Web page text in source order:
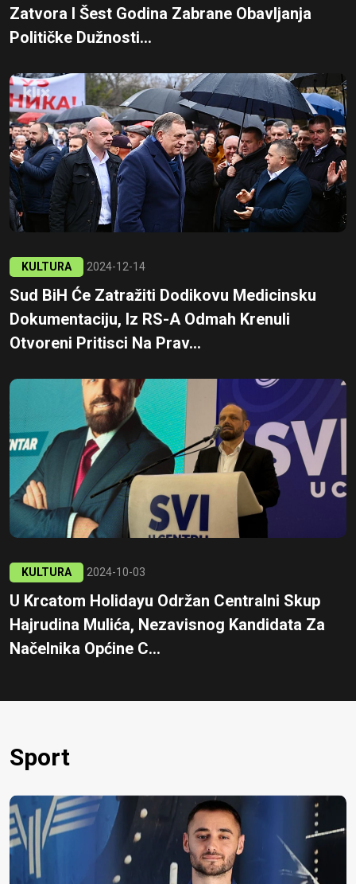
Zatvora I Šest Godina Zabrane Obavljanja
Političke Dužnosti...
KULTURA 2024-12-14
Sud BiH Će Zatražiti Dodikovu Medicinsku
Dokumentaciju, Iz RS-A Odmah Krenuli
Otvoreni Pritisci Na Prav...
KULTURA 2024-10-03
U Krcatom Holidayu Održan Centralni Skup
Hajrudina Mulića, Nezavisnog Kandidata Za
Načelnika Općine C...
Sport